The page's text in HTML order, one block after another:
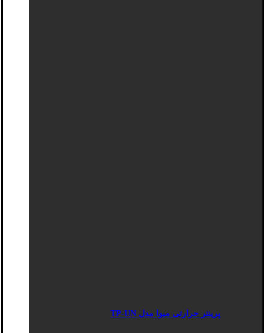
پرینتر حرارتی میوا مدل TP-UN